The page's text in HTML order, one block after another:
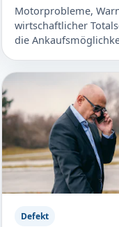
Motorprobleme,
wirtschaftlicher
die
Defekt